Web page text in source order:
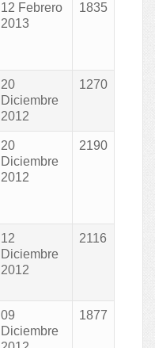
12 Febrero
2013
1835
20
Diciembre
2012
1270
20
Diciembre
2012
2190
12
Diciembre
2012
2116
09
Diciembre
1877